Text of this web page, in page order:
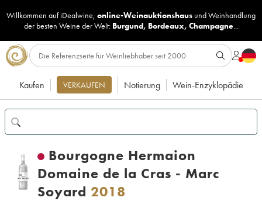
Willkommen auf iDealwine, online-Weinauktionshaus undWeinhandlung
der besten Weine der Welt: Burgund, Bordeaux, Champagne...
Kaufen VERKAUFEN Notierung Wein-Enzyklopädie
Bourgogne Hermaion
Domaine de la Cras - Marc
Soyard 2018